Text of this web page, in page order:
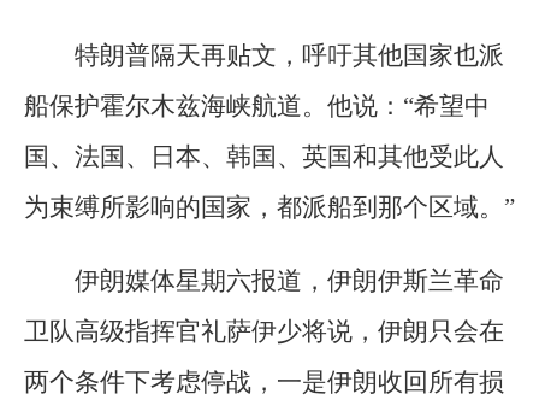
特朗普隔天再贴文，呼吁其他国家也派
船保护霍尔木兹海峡航道。他说：“希望中
国、法国、日本、韩国、英国和其他受此人
为束缚所影响的国家，都派船到那个区域。”
伊朗媒体星期六报道，伊朗伊斯兰革命
卫队高级指挥官礼萨伊少将说，伊朗只会在
两个条件下考虑停战，一是伊朗收回所有损